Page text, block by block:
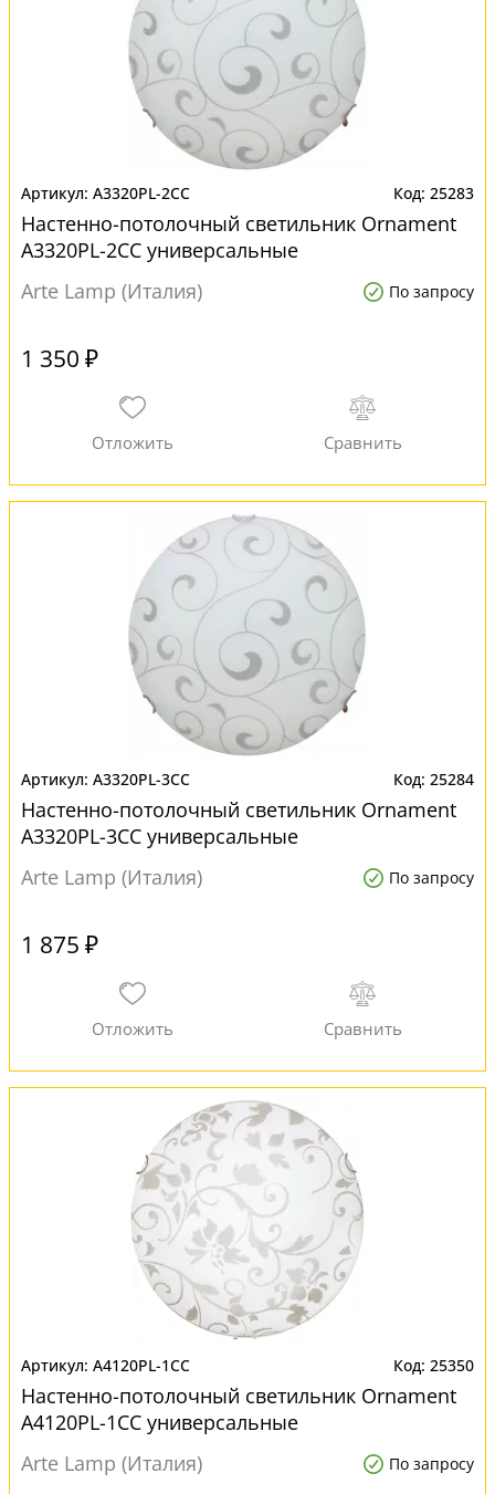
A3320PL-2CC 25283
Настенно-потолочный светильник Ornament
A3320PL-2CC универсальные
Arte Lamp (Италия)
По запросу
1 350 ₽
A3320PL-3CC 25284
Настенно-потолочный светильник Ornament
A3320PL-3CC универсальные
Arte Lamp (Италия)
По запросу
1 875 ₽
A4120PL-1CC 25350
Настенно-потолочный светильник Ornament
A4120PL-1CC универсальные
Arte Lamp (Италия)
По запросу